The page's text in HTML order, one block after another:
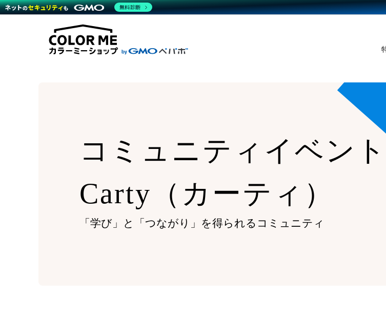
商材一覧を見る
機能一覧を見る
WordPress導入
モバイルアプリ
複数店舗との連携
雑貨
料金
プラン・料金一覧を見る
料金
事例
運営サポート
サポート一覧を見る
コミ
コミュニティイベント
Carty（カーティ）
「学び」と「つながり」を得られるコミュニティ
無料診断